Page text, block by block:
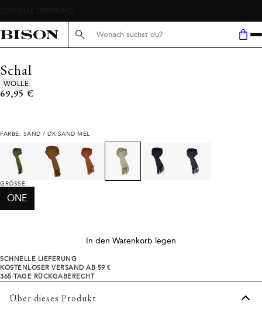
Suche hier...
Schal
Produkteigenschaften
WOLLE
Preis
69,95 €
FARBE: SAND / DK SAND MEL
GRÖSSE
ONE
In den Warenkorb legen
SCHNELLE LIEFERUNG
KOSTENLOSER VERSAND AB 59 €
365 TAGE RÜCKGABERECHT
Über dieses Produkt